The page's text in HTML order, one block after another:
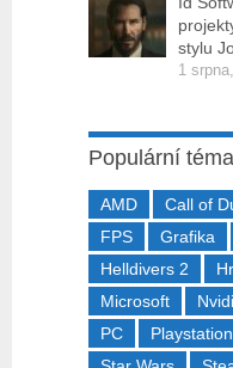
stylu
1
Populární
AMD Call of
FPS
Grafika
Helldivers 2
Microsoft
PC
Playstation